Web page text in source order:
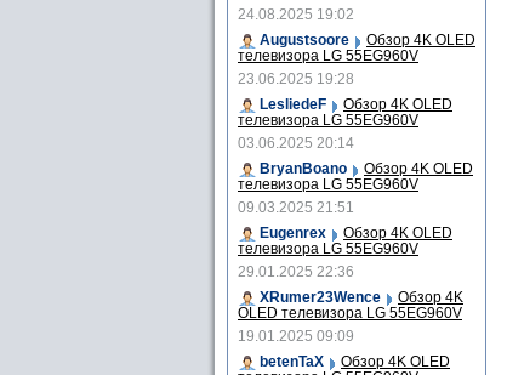
24.08.2025 19:02
Augustsoore
Обзор 4K OLED
телевизора LG 55EG960V
23.06.2025 19:28
LesliedeF
Обзор 4K OLED
телевизора LG 55EG960V
03.06.2025 20:14
BryanBoano
Обзор 4K OLED
телевизора LG 55EG960V
09.03.2025 21:51
Eugenrex
Обзор 4K OLED
телевизора LG 55EG960V
29.01.2025 22:36
XRumer23Wence
Обзор 4K
OLED телевизора LG 55EG960V
19.01.2025 09:09
betenTaX
Обзор 4K OLED